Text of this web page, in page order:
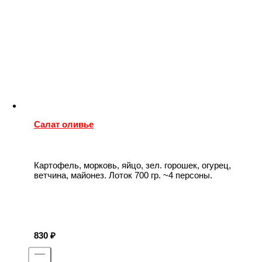
Салат оливье
Картофель, морковь, яйцо, зел. горошек, огурец,
ветчина, майонез. Лоток 700 гр. ~4 персоны.
830